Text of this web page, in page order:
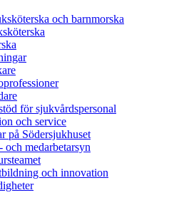
och barnmorska
för sjukvårdspersonal
och service
på Södersjukhuset
medarbetarsyn
och innovation